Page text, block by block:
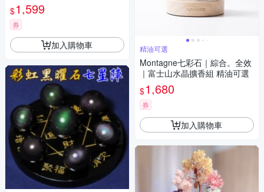
$1,599
券
加入購物車 精油可選
Montagne七彩石｜綜合。全效
｜富士山水晶擴香組 精油可選
$1,680
券
加入購物車